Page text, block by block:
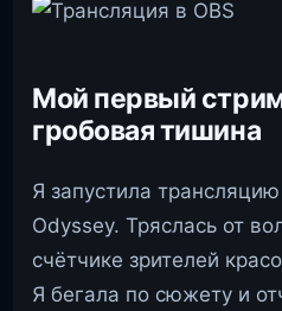
Мой первый
гробовая тишина
Я запустила трансляцию
Odyssey. Тряслась от
счётчике зрителей
Я бегала по сюжету и